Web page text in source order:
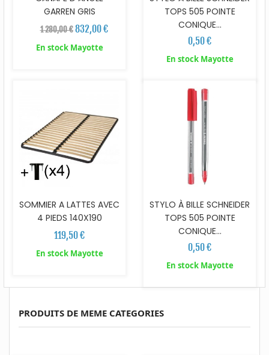
GARREN GRIS
1 280,00 € 832,00 €
En stock Mayotte
TOPS 505 POINTE
CONIQUE...
0,50 €
En stock Mayotte
SOMMIER A LATTES AVEC
4 PIEDS 140X190
119,50 €
En stock Mayotte
STYLO À BILLE SCHNEIDER
TOPS 505 POINTE
CONIQUE...
0,50 €
En stock Mayotte
PRODUITS DE MEME CATEGORIES